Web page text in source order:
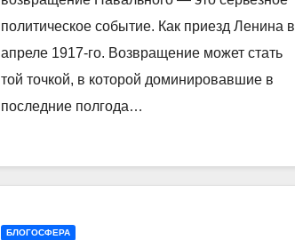
политическое событие. Как приезд Ленина в
апреле 1917-го. Возвращение может стать
той точкой, в которой доминировавшие в
последние полгода…
БЛОГОСФЕРА